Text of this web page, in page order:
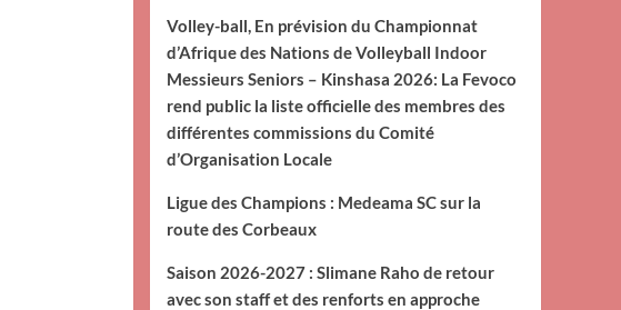
Volley-ball, En prévision du Championnat
d’Afrique des Nations de Volleyball Indoor
Messieurs Seniors – Kinshasa 2026: La Fevoco
rend public la liste officielle des membres des
différentes commissions du Comité
d’Organisation Locale
Ligue des Champions : Medeama SC sur la
route des Corbeaux
Saison 2026-2027 : Slimane Raho de retour
avec son staff et des renforts en approche